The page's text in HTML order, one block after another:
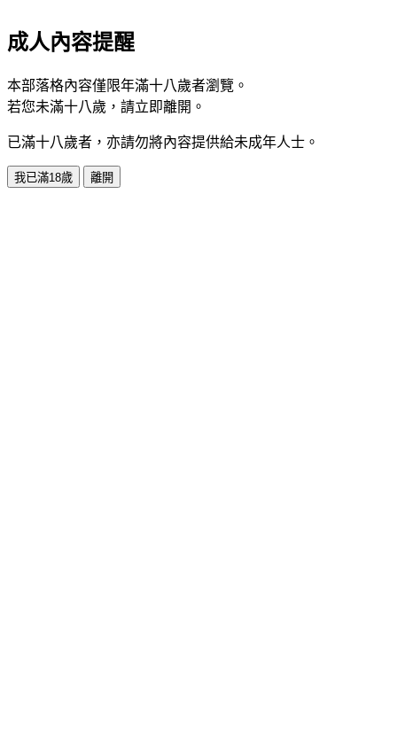
成人內容提醒
本部落格內容僅限年滿十八歲者瀏覽。
若您未滿十八歲，請立即離開。
已滿十八歲者，亦請勿將內容提供給未成年人士。
我已滿18歲 離開